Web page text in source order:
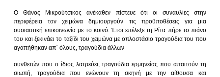
Ο Θάνος Μικρούτσικος ανέκαθεν πίστευε ότι οι συναυλίες στην
περιφέρεια τον χειμώνα δημιουργούν τις προϋποθέσεις για μια
ουσιαστική επικοινωνία με το κοινό. Έτσι επέλεξε τη Ρίτα πήρε το πιάνο
του και ξεκινάει το ταξίδι του χειμώνα με οπλοστάσιο τραγούδια του που
αγαπήθηκαν απ΄ όλους, τραγούδια άλλων
συνθετών που ο ίδιος λατρεύει, τραγούδια ερμηνείας που απαιτούν τη
σιωπή, τραγούδια που ενώνουν τη σκηνή με την αίθουσα και